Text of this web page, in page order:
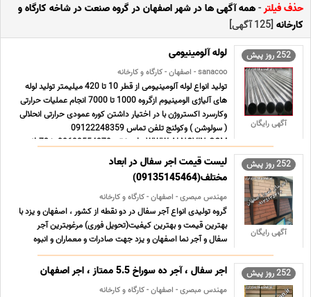
حذف فیلتر-همه آگهی ها در شهر اصفهان در گروه صنعت در شاخه کارگاه و
کارخانه [125 آگهی]
252 روز پیش
آگهی رایگان
لوله آلومینیومی
sanacoo - اصفهان - کارگاه و کارخانه
تولید انواع لوله آلومینیومی از قطر 10 تا 420 میلیمتر تولید لوله
های آلیاژی الومینیوم ازگروه 1000 تا 7000 انجام عملیات حرارتی
وکارسرد اکستروژن با در اختیار داشتن کوره عمودی حرارتی انحلالی
( سولوشن ) وکوئنج تلفن تماس 09122248359
WWW.ALNOVIN.COM دفتر اراک 08633554370 تا 72 فکس
... ...
252 روز پیش
آگهی رایگان
لیست قیمت اجر سفال در ابعاد
مختلف(09135145464)
مهندس مبصری - اصفهان - کارگاه و کارخانه
گروه تولیدی انواع آجر سفال در دو نقطه از کشور ، اصفهان و یزد با
بهترین قیمت و بهترین کیفیت(تحویل فوری) مرغوبترین آجر
سفال و آجر نما اصفهان و یزد جهت صادرات و معماران و انبوه
سازان و نمایندگان فروش در کلیه شهرها تیغه 10*20*20 همراه
نیمه 10*10*20 در هر متر مربع تعداد 25 قالب. تیغه ... ...
252 روز پیش اجر سفال ، آجر ده سوراخ 5.5 ممتاز ، اجر اصفهان
مهندس مبصری - اصفهان - کارگاه و کارخانه